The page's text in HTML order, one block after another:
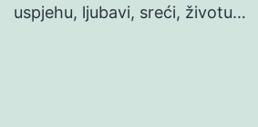
uspjehu, ljubavi, sreći, životu…